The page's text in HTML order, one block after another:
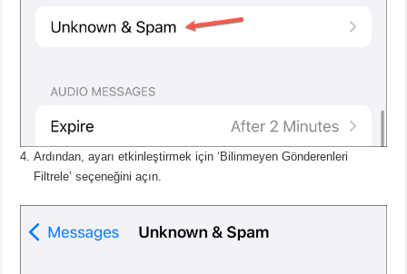
Ardından, ayarı etkinleştirmek için ‘Bilinmeyen Gönderenleri
Filtrele’ seçeneğini açın.